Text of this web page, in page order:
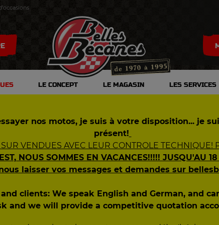
LE CONCEPT LE MAGASIN LES SERVICES
nos motos, je suis à votre disposition... je
présent!
VENDUES AVEC LEUR CONTROLE TECHNIQUE!
NOUS SOMMES EN VACANCES!!!!! JUSQU'AU
laisser vos messages et demandes sur
clients: We speak English and German, and
and we will provide a competitive quotation